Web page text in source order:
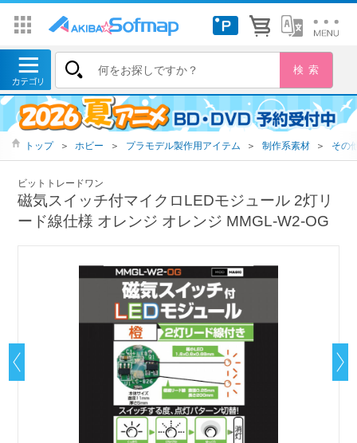
トップ ＞ ホビー ＞ プラモデル製作用アイテム ＞ 制作系素材 ＞ その
ビットトレードワン
磁気スイッチ付マイクロLEDモジュール 2灯リ
ード線仕様 オレンジ オレンジ MMGL-W2-OG